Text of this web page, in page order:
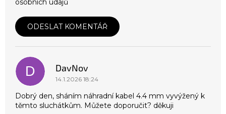
osobních údajů
ODESLAT KOMENTÁŘ
ý
p
i
s
i
s
D DavNov
14.1.2026 18:24
Dobrý den, sháním náhradní kabel 4.4 mm vyvýžený k
těmto sluchátkům. Můžete doporučit? děkuji